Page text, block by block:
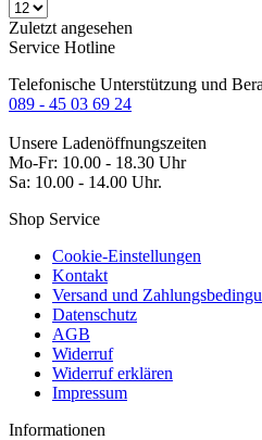
Zuletzt angesehen
Service Hotline
Telefonische Unterstützung und
089 - 45 03 69 24
Unsere Ladenöffnungszeiten
Mo-Fr: 10.00 - 18.30 Uhr
Sa: 10.00 - 14.00 Uhr.
Shop Service
Cookie-Einstellungen
Kontakt
Versand und
Datenschutz
AGB
Widerruf
Widerruf erklären
Impressum
Informationen